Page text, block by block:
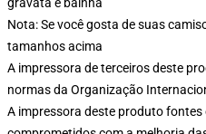
Nota: Se você gosta de suas
tamanhos acima
A impressora de terceiros deste
normas da Organização
A impressora deste produto